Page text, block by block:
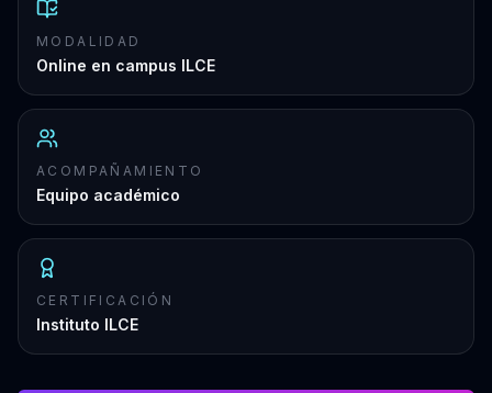
MODALIDAD
Online en campus ILCE
ACOMPAÑAMIENTO
Equipo académico
CERTIFICACIÓN
Instituto ILCE